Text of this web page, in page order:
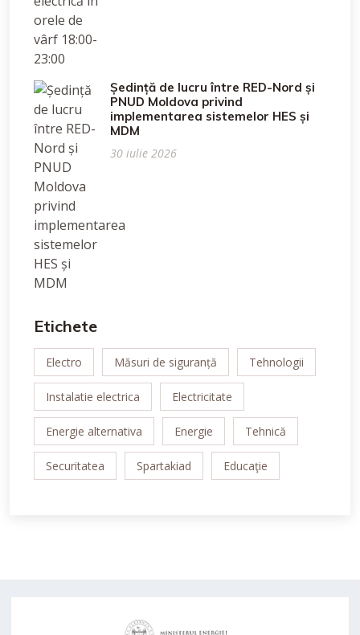
Ședință de lucru între RED-Nord și
PNUD Moldova privind
implementarea sistemelor HES și
MDM
30 iulie 2026
Etichete
Electro Măsuri de siguranță Tehnologii
Instalatie electrica Electricitate
Energie alternativa Energie Tehnică
Securitatea Spartakiad Educaţie